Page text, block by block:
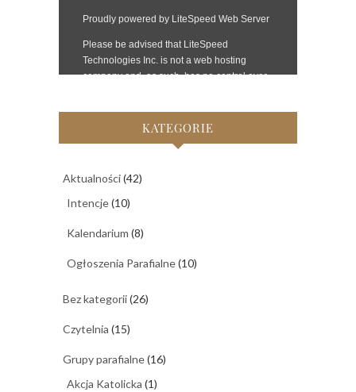
KATEGORIE
Aktualności(42)
Intencje(10)
Kalendarium (8)
Ogłoszenia Parafialne(10)
Bez kategorii(26)
Czytelnia (15)
Grupy parafialne(16)
Akcja Katolicka (1)